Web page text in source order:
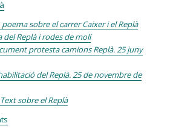
poema sobre el carrer Caixer i el Replà
del Replà i rodes de molí
protesta camions Replà. 25 juny
del Replà. 25 de novembre de
sobre el Replà